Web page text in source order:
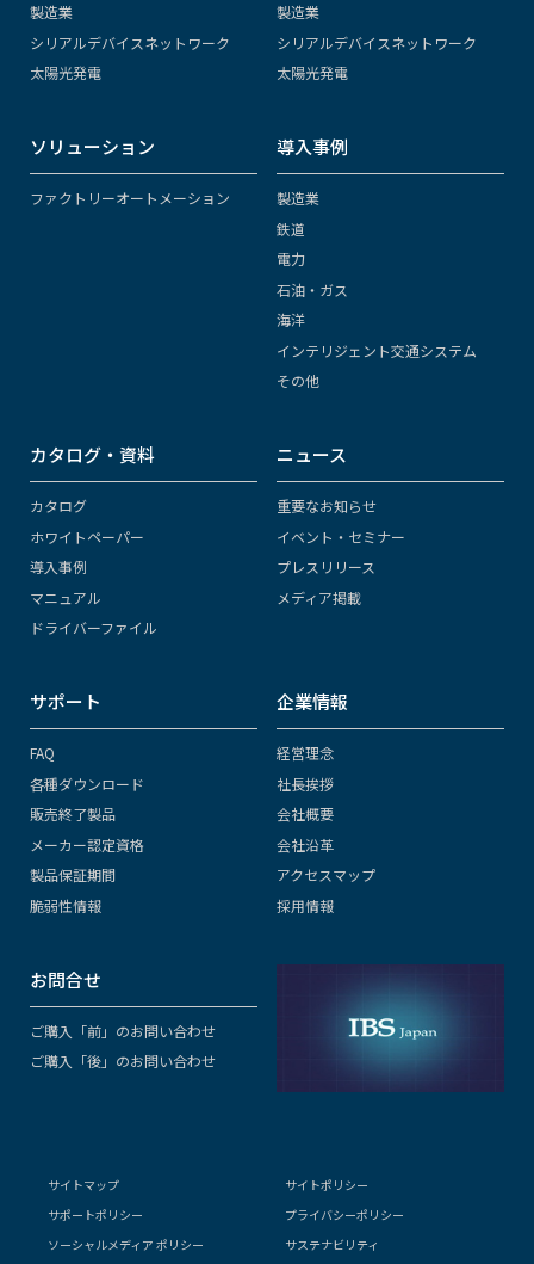
製造業
シリアルデバイスネットワーク
太陽光発電
製造業
シリアルデバイスネットワーク
太陽光発電
ソリューション
ファクトリーオートメーション
導入事例
製造業
鉄道
電力
石油・ガス
海洋
インテリジェント交通システム
その他
カタログ・資料
カタログ
ホワイトペーパー
導入事例
マニュアル
ドライバーファイル
ニュース
重要なお知らせ
イベント・セミナー
プレスリリース
メディア掲載
サポート
FAQ
各種ダウンロード
販売終了製品
メーカー認定資格
製品保証期間
脆弱性情報
企業情報
経営理念
社長挨拶
会社概要
会社沿革
アクセスマップ
採用情報
お問合せ
ご購入「前」のお問い合わせ
ご購入「後」のお問い合わせ
サイトマップ
サイトポリシー
サポートポリシー
プライバシーポリシー
ソーシャルメディア ポリシー
サステナビリティ